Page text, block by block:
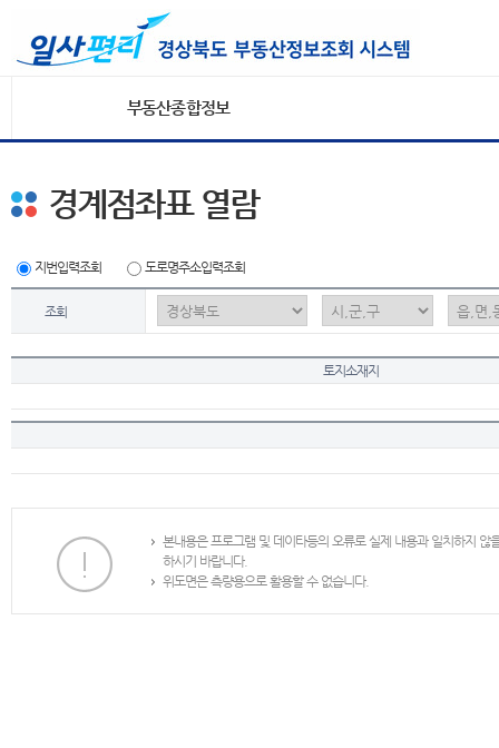
부동산종합정보
경계점좌표 열람
지번입력조회 도로명주소입력조회
조회
토지소재지
본내용은 프로그램 및 데이타등의 오류로 실제 내용과 일치하지
하시기 바랍니다.
위도면은 측량용으로 활용할 수 없습니다.